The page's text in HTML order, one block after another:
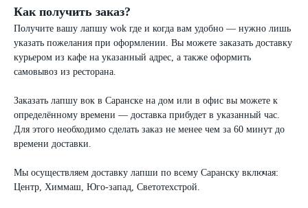
Как получить заказ?
Получите вашу лапшу wok где и когда вам удобно — нужно лишь
указать пожелания при оформлении. Вы можете заказать доставку
курьером из кафе на указанный адрес, а также оформить
самовывоз из ресторана.
Заказать лапшу вок в Саранске на дом или в офис вы можете к
определённому времени — доставка прибудет в указанный час.
Для этого необходимо сделать заказ не менее чем за 60 минут до
времени доставки.
Мы осуществляем доставку лапши по всему Саранску включая:
Центр, Химмаш, Юго-запад, Светотехстрой.